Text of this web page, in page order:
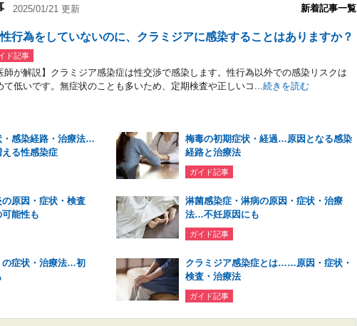
2025/01/21 更新 新着記事一覧
行為をしていないのに、クラミジアに感染することはありますか？
ド記事
師が解説】クラミジア感染症は性交渉で感染します。性行為以外での感染リスクは
て低いです。無症状のことも多いため、定期検査や正しいコ...続きを読む
・感染経路・治療法…
る性感染症
梅毒の初期症状・経過…原因となる感染
経路と治療法
ガイド記事
の原因・症状・検査
能性も
淋菌感染症・淋病の原因・症状・治療
法…不妊原因にも
ガイド記事
の症状・治療法…初
クラミジア感染症とは……原因・症状・
検査・治療法
ガイド記事